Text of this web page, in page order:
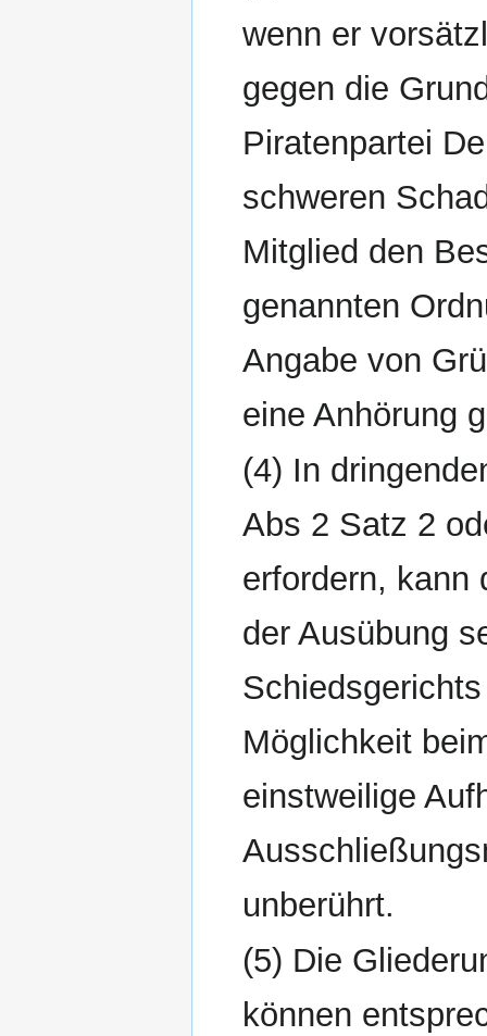
wenn er
gegen die
Piratenpartei
schweren
Mitglied den
genannten
Angabe von
eine Anhörung
(4) In
Abs 2 Satz 2
erfordern, kann
der Ausübung
Möglichkeit
einstweilige
unberührt.
(5) Die
können